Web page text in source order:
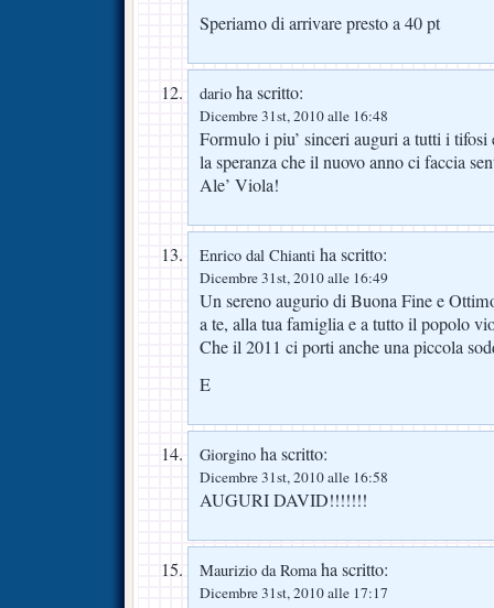
Speriamo di arrivare presto a 40 pt
dario ha scritto:
Dicembre 31st, 2010 alle 16:48
Formulo i piu’ sinceri auguri a tutti i
la speranza che il nuovo anno ci faccia
Ale’ Viola!
Enrico dal Chianti ha scritto:
Dicembre 31st, 2010 alle 16:49
Un sereno augurio di Buona Fine e
a te, alla tua famiglia e a tutto il popolo
Che il 2011 ci porti anche una piccola
E
Giorgino ha scritto:
Dicembre 31st, 2010 alle 16:58
AUGURI DAVID!!!!!!!
Maurizio da Romaha scritto:
Dicembre 31st, 2010 alle 17:17